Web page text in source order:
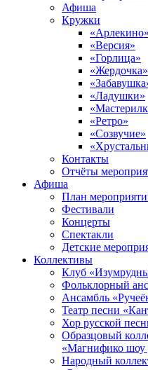
Афиша
Кружки
«Арлекино»
«Версия»
«Горлица»
«Жердочка»
«Ладушки»
«Ретро»
«Созвучие»
Контакты
Отчёты
Афиша
План
Фестивали
Концерты
Спектакли
Детские
Коллективы
Клуб
Фольклорный
Ансамбль
Театр песни
Хор русской
Образцовый
«Магнифико шоу
Народный